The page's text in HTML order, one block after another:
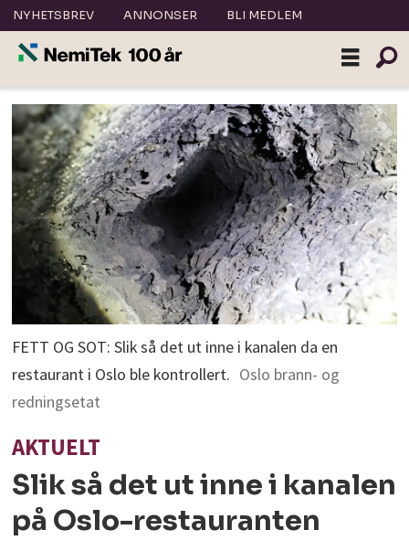
NYHETSBREV ANNONSER BLI MEDLEM
FETT OG SOT: Slik så det ut inne i kanalen da en
restaurant i Oslo ble kontrollert. Oslo brann- og
redningsetat
AKTUELT
Slik så det ut inne i kanalen
på Oslo-restauranten